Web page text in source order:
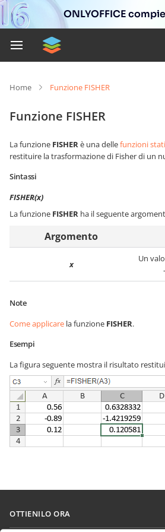
ONLYOFFICE
Home Funzione FISHER
Funzione FISHER
La funzione FISHERè una dellefunzioni
restituire la trasformazione di Fisher di un
Sintassi
FISHER(x)
La funzione FISHER ha il seguente
Argomento
x
Un
Note
Come applicare la funzione FISHER.
Esempi
La figura seguente mostra il risultato
OTTIENILO ORA